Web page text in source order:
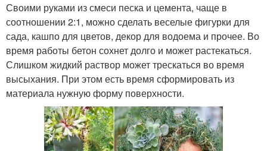
Своими руками из смеси песка и цемента, чаще в
соотношении 2:1, можно сделать веселые фигурки для
сада, кашпо для цветов, декор для водоема и прочее. Во
время работы бетон сохнет долго и может растекаться.
Слишком жидкий раствор может трескаться во время
высыхания. При этом есть время сформировать из
материала нужную форму поверхности.